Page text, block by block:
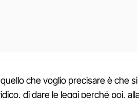
che voglio precisare è che
di dare le leggi perché poi,